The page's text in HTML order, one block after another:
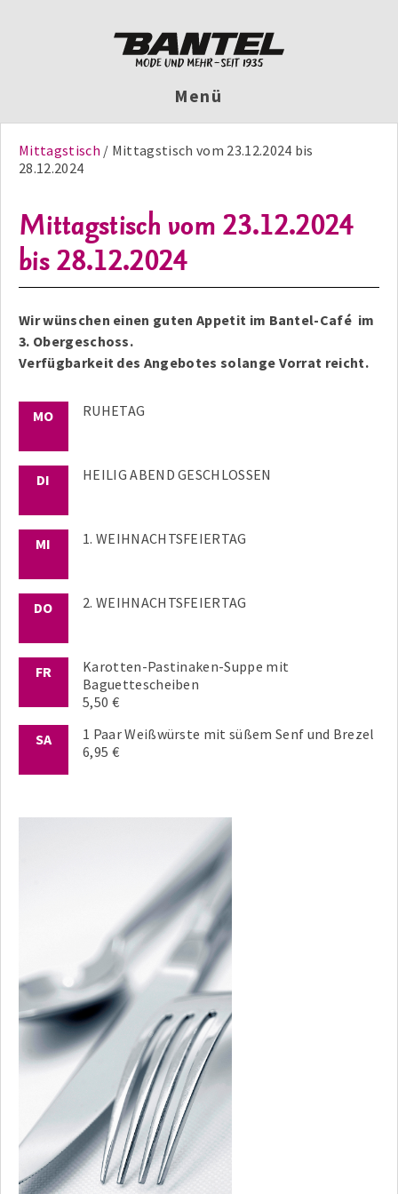
Menü
Mittagstisch
Mittagstisch vom 23.12.2024 bis
28.12.2024
Mittagstisch vom 23.12.2024
bis 28.12.2024
Wir wünschen einen guten Appetit im Bantel-Café im
3. Obergeschoss.
Verfügbarkeit des Angebotes solange Vorrat reicht.
MO RUHETAG
DI HEILIG ABEND GESCHLOSSEN
MI 1. WEIHNACHTSFEIERTAG
DO 2. WEIHNACHTSFEIERTAG
FR
Karotten-Pastinaken-Suppe mit
Baguettescheiben
5,50 €
SA
1 Paar Weißwürste mit süßem Senf und Brezel
6,95 €